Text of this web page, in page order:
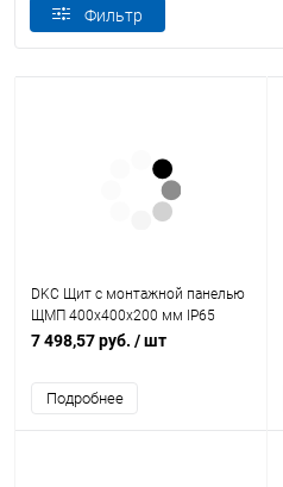
Фильтр
DKC Щит с монтажной панелью
ЩМП 400x400x200 мм IP65
серия ST (R5ST0442)
7 498,57 руб. / шт
Подробнее